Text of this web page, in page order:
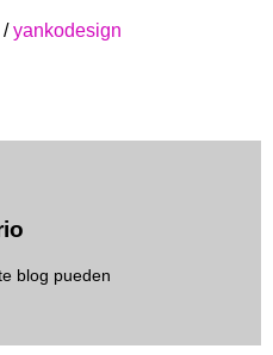
/yankodesign
blog pueden